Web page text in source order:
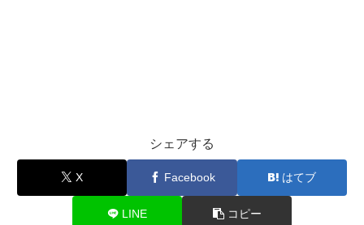
シェアする
X Facebook はてブ
LINE コピー